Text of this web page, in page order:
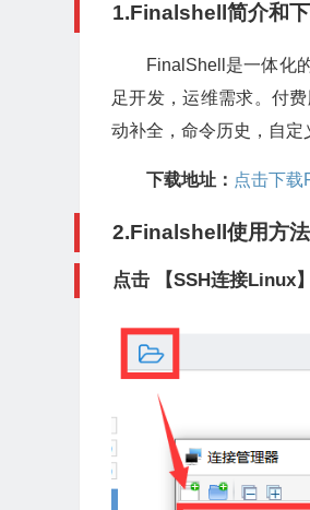
1.Finalshell简介和
FinalShell是一体化
足开发，运维需求。付
动补全，命令历史，自定
下载地址： 点击下载
2.Finalshell使用方法
点击 【SSH连接Linux】